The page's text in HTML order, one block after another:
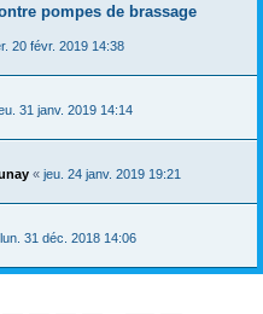
pompes de brassage
20 févr. 2019 14:38
31 janv. 2019 14:14
« jeu. 24 janv. 2019 19:21
lun. 31 déc. 2018 14:06